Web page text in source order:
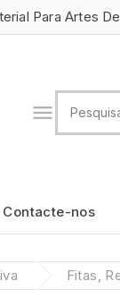
Para Artes

Contacte-nos
Fitas,